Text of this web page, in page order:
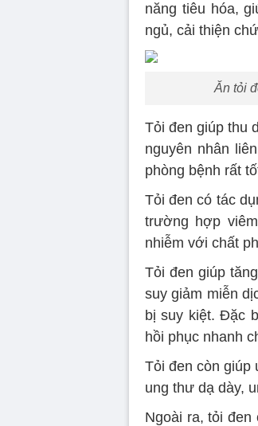
năng tiêu hóa,
ngủ, cải thiện
Ăn tỏi
Tỏi đen giúp thu
nguyên nhân
phòng bệnh rất
Tỏi đen có tác
trường hợp
nhiễm với chất
Tỏi đen giúp
suy giảm miễn
bị suy kiệt. Đặc
hồi phục nhanh
Tỏi đen còn giúp
ung thư dạ dày,
Ngoài ra, tỏi